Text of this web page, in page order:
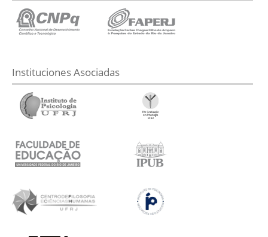
Instituciones Asociadas